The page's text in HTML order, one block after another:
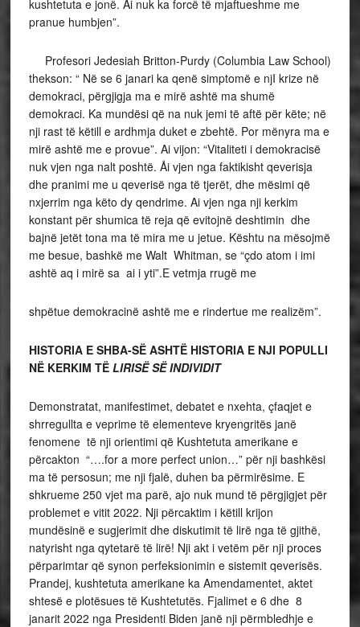
kushtetuta e jonë. Ai nuk ka forcë të mjaftueshme me
pranue humbjen”.
Profesori Jedesiah Britton-Purdy (Columbia Law School)
thekson: “ Në se 6 janari ka qenë simptomë e njI krize në
demokraci, përgjigja ma e mirë ashtë ma shumë
demokraci. Ka mundësi që na nuk jemi të aftë për këte; në
nji rast të këtill e ardhmja duket e zbehtë. Por mënyra ma e
mirë ashtë me e provue”. Ai vijon: “Vitaliteti i demokracisë
nuk vjen nga nalt poshtë. Åi vjen nga faktikisht qeverisja
dhe pranimi me u qeverisë nga të tjerët, dhe mësimi që
nxjerrim nga këto dy qendrime. Ai vjen nga nji kerkim
konstant për shumica të reja që evitojnë deshtimin dhe
bajnë jetët tona ma të mira me u jetue. Kështu na mësojmë
me besue, bashkë me Walt Whitman, se “çdo atom i imi
ashtë aq i mirë sa ai i yti”.E vetmja rrugë me
shpëtue demokracinë ashtë me e rindertue me realizëm”.
HISTORIA E SHBA-SË ASHTË HISTORIA E NJI POPULLI
NË KERKIM TË LIRISË SË INDIVIDIT
Demonstratat, manifestimet, debatet e nxehta, çfaqjet e
shrregullta e veprime të elementeve kryengritës janë
fenomene të nji orientimi që Kushtetuta amerikane e
përcakton “….for a more perfect union…” për nji bashkësi
ma të persosun; me nji fjalë, duhen ba përmirësime. E
shkrueme 250 vjet ma parë, ajo nuk mund të përgjigjet për
problemet e vitit 2022. Nji përcaktim i këtill krijon
mundësinë e sugjerimit dhe diskutimit të lirë nga të gjithë,
natyrisht nga qytetarë të lirë! Nji akt i vetëm për nji proces
përparimtar që synon perfeksionimin e sistemit qeverisës.
Prandej, kushtetuta amerikane ka Amendamentet, aktet
shtesë e plotësues të Kushtetutës. Fjalimet e 6 dhe 8
janarit 2022 nga Presidenti Biden janë nji përmbledhje e